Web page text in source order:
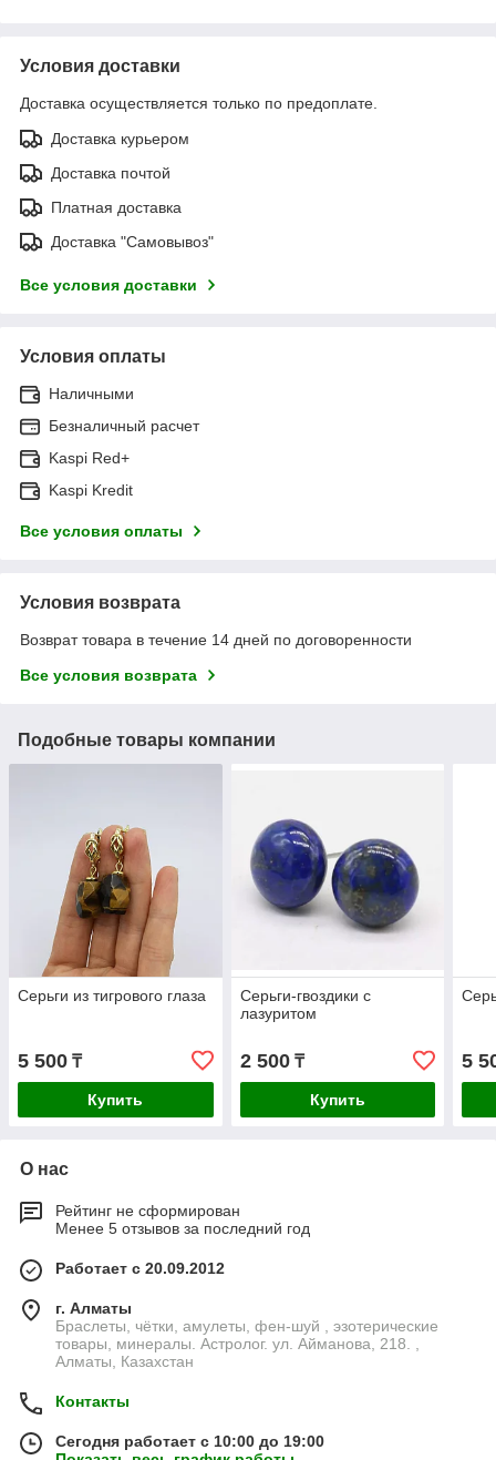
Условия доставки
Доставка осуществляется только по предоплате.
Доставка курьером
Доставка почтой
Платная доставка
Доставка "Самовывоз"
Все условия доставки
Условия оплаты
Наличными
Безналичный расчет
Kaspi Red+
Kaspi Kredit
Все условия оплаты
Условия возврата
Возврат товара в течение 14 дней по договоренности
Все условия возврата
Подобные товары компании
Серьги из тигрового глаза
5 500 ₸
Купить
Серьги-гвоздики с
лазуритом
2 500₸
Купить
5
О нас
Рейтинг не сформирован
Менее 5 отзывов за последний год
Работает с 20.09.2012
г. Алматы
Браслеты, чётки, амулеты, фен-шуй , эзотерические
товары, минералы. Астролог. ул. Айманова, 218. ,
Алматы, Казахстан
Контакты
Сегодня работает с 10:00 до 19:00